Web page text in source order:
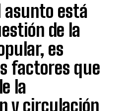
asunto está
de la
es
factores que
la
y circulación